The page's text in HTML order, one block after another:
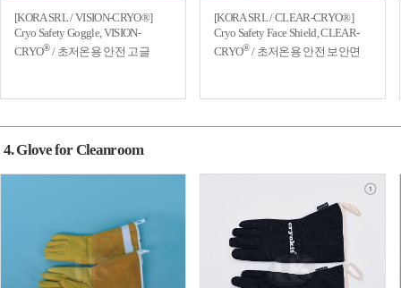
[KORA SRL / VISION-CRYO®]
Cryo Safety Goggle, VISION-
CRYO®/ 초저온용 안전 고글
[KORA SRL / CLEAR-CRYO®]
Cryo Safety Face Shield, CLEAR-
CRYO®/ 초저온용 안전 보안면
4. Glove for Cleanroom